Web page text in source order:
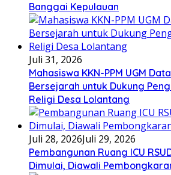
Banggai Kepulauan
Juli 31, 2026
Mahasiswa KKN-PPM UGM
Bersejarah untuk Dukung
Religi Desa Lolantang
Juli 28, 2026Juli 29, 2026
Pembangunan Ruang ICU
Dimulai, Diawali